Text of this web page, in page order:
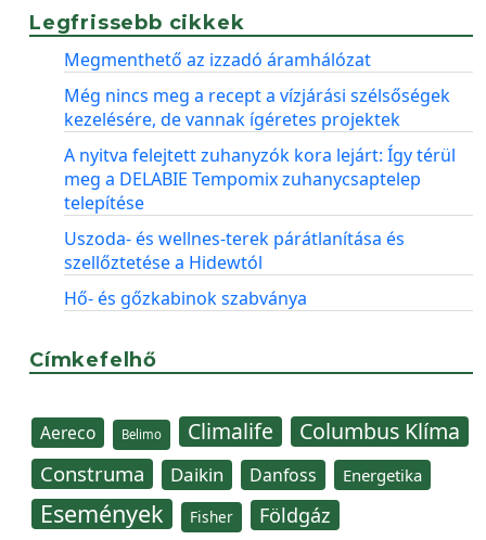
Legfrissebb cikkek
Megmenthető az izzadó áramhálózat
Még nincs meg a recept a vízjárási szélsőségek
kezelésére, de vannak ígéretes projektek
A nyitva felejtett zuhanyzók kora lejárt: Így térül
meg a DELABIE Tempomix zuhanycsaptelep
telepítése
Uszoda- és wellnes-terek párátlanítása és
szellőztetése a Hidewtól
Hő- és gőzkabinok szabványa
Címkefelhő
Aereco Belimo Climalife Columbus Klíma
Construma Daikin Danfoss Energetika
Események Fisher Földgáz